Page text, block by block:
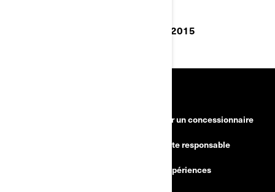
Affichez au moins jusqu'au 30 juin 2015
Devenir un concessionnaire
Conduite responsable
BRP Expériences